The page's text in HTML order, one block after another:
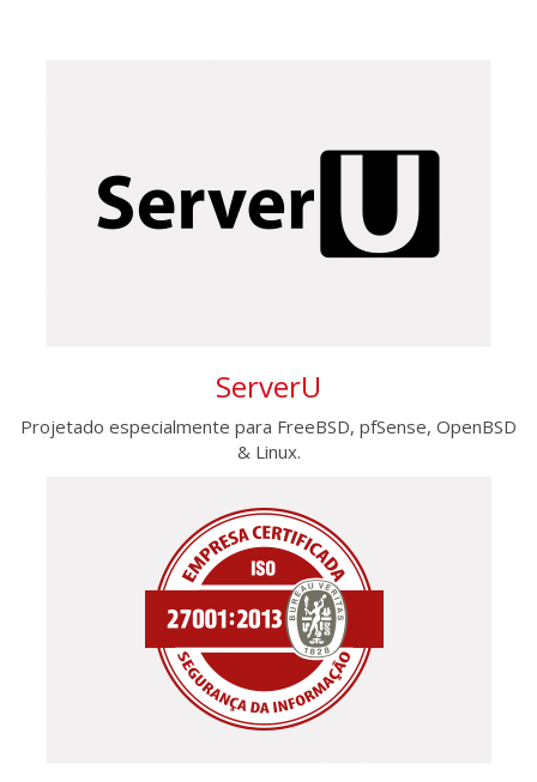
ServerU
Projetado especialmente para FreeBSD, pfSense, OpenBSD
& Linux.